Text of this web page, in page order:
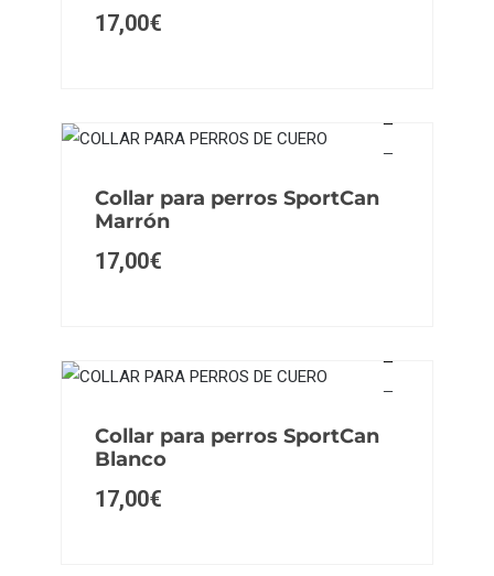
17,00€
Collar para perros SportCan
Marrón
17,00€
Collar para perros SportCan
Blanco
17,00€